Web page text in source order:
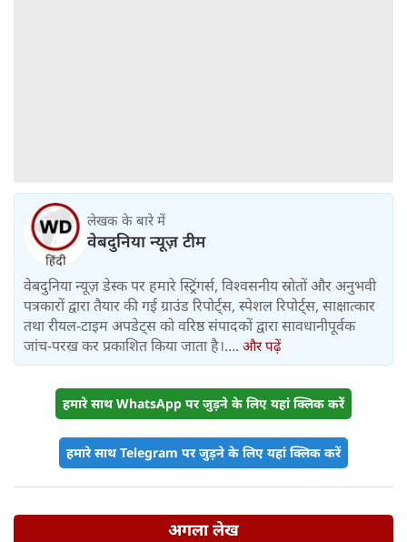
लेखक के बारे में
वेबदुनिया न्यूज़ टीम
वेबदुनिया न्यूज़ डेस्क पर हमारे स्ट्रिंगर्स, विश्वसनीय स्रोतों और अनुभवी
पत्रकारों द्वारा तैयार की गई ग्राउंड रिपोर्ट्स, स्पेशल रिपोर्ट्स, साक्षात्कार
तथा रीयल-टाइम अपडेट्स को वरिष्ठ संपादकों द्वारा सावधानीपूर्वक
जांच-परख कर प्रकाशित किया जाता है।.... और पढ़ें
हमारे साथ WhatsApp पर जुड़ने के लिए यहां क्लिक करें
हमारे साथ Telegram पर जुड़ने के लिए यहां क्लिक करें
अगला लेख